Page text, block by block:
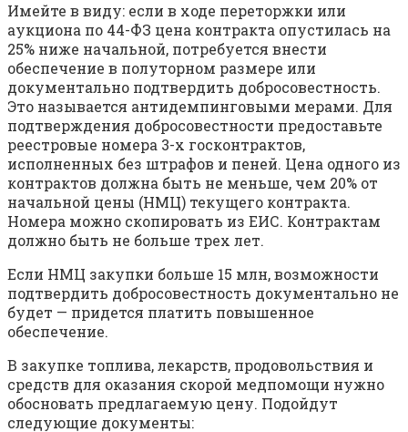
Имейте в виду: если в ходе переторжки или
аукциона по 44-ФЗ цена контракта опустилась на
25% ниже начальной, потребуется внести
обеспечение в полуторном размере или
документально подтвердить добросовестность.
Это называется антидемпинговыми мерами. Для
подтверждения добросовестности предоставьте
реестровые номера 3-х госконтрактов,
исполненных без штрафов и пеней. Цена одного из
контрактов должна быть не меньше, чем 20% от
начальной цены (НМЦ) текущего контракта.
Номера можно скопировать из ЕИС. Контрактам
должно быть не больше трех лет.
Если НМЦ закупки больше 15 млн, возможности
подтвердить добросовестность документально не
будет — придется платить повышенное
обеспечение.
В закупке топлива, лекарств, продовольствия и
средств для оказания скорой медпомощи нужно
обосновать предлагаемую цену. Подойдут
следующие документы: